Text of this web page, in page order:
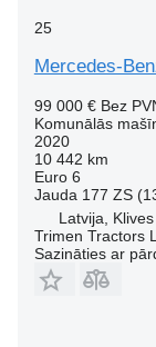
25
Mercedes-
99 000 € Bez
Komunālās
2020
10 442 km
Euro 6
Jauda 177 ZS
Latvija, Klives
Trimen Tractors
Sazināties ar